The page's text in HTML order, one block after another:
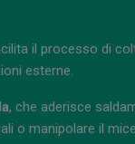
il processo di
esterne.
, che aderisce
o manipolare il